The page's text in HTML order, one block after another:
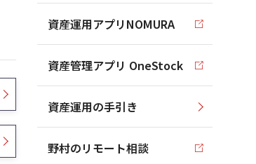
資産運用アプリNOMURA
資産管理アプリ OneStock
資産運用の手引き
野村のリモート相談